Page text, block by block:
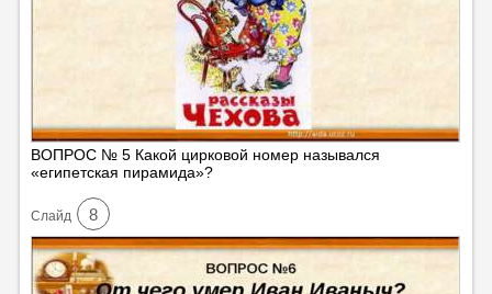
ВОПРОС № 5 Какой цирковой номер назывался
«египетская пирамида»?
Cлайд 8